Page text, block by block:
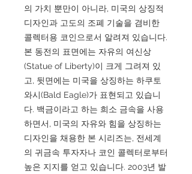
의 가치 뿐만이 아니라, 미국의 상징적
디자인과 고도의 조폐 기술을 겸비한
콜렉터용 코인으로서 알려져 있습니다.
본 동전의 표면에는 자유의 여신상
(Statue of Liberty)이 크게 그려져 있
고, 뒷면에는 미국을 상징하는 하쿠토
와시(Bald Eagle)가 표현되고 있습니
다. 백금이라고 하는 희소 금속을 사용
하면서, 미국의 자유와 힘을 상징하는
디자인을 채용한 본 시리즈는, 전세계
의 귀금속 투자자나 코인 콜렉터로부터
높은 지지를 얻고 있습니다. 2003년 발